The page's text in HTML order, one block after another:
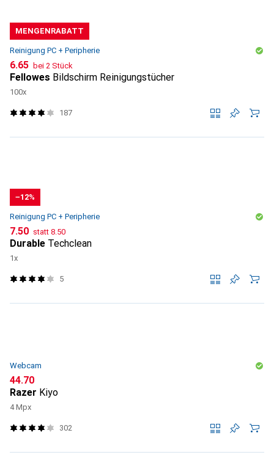
MENGENRABATT
Reinigung PC + Peripherie
CHF
6.65 bei 2 Stück
Fellowes Bildschirm Reinigungstücher
100x
187
−12%
Reinigung PC + Peripherie
CHF
7.50 statt CHF
8.50
Durable Techclean
1x
5
Webcam
CHF
44.70
Razer Kiyo
4 Mpx
302